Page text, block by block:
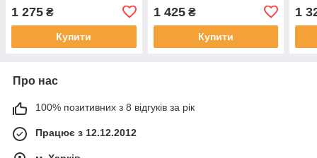
1 275 ₴
Купити
1 425₴
Купити
1
Про нас
100% позитивних з 8 відгуків за рік
Працює з 12.12.2012